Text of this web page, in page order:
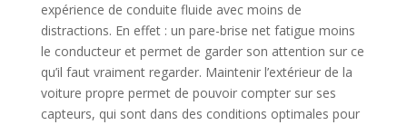
expérience de conduite fluide avec moins de
distractions. En effet : un pare-brise net fatigue moins
le conducteur et permet de garder son attention sur ce
qu’il faut vraiment regarder. Maintenir l’extérieur de la
voiture propre permet de pouvoir compter sur ses
capteurs, qui sont dans des conditions optimales pour